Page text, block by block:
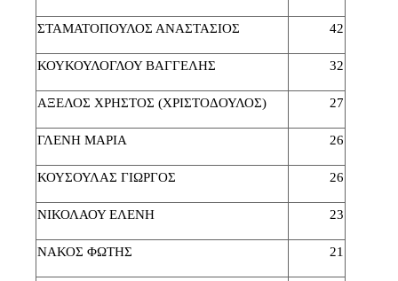
ΣΤΑΜΑΤΟΠΟΥΛΟΣ ΑΝΑΣΤΑΣΙΟΣ 42
ΚΟΥΚΟΥΛΟΓΛΟΥ ΒΑΓΓΕΛΗΣ 32
ΑΞΕΛΟΣ ΧΡΗΣΤΟΣ (ΧΡΙΣΤΟΔΟΥΛΟΣ) 27
ΓΛΕΝΗ ΜΑΡΙΑ 26
ΚΟΥΣΟΥΛΑΣ ΓΙΩΡΓΟΣ 26
ΝΙΚΟΛΑΟΥ ΕΛΕΝΗ 23
ΝΑΚΟΣ ΦΩΤΗΣ 21